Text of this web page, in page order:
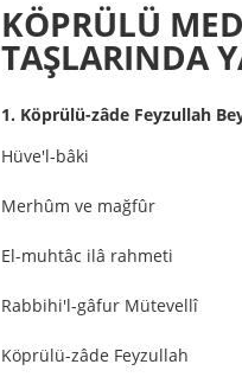
KÖPRÜLÜ
TAŞLARINDA
1. Köprülü-zâde Feyzullah
Hüve'l-bâki
Merhûm ve mağfûr
El-muhtâc ilâ rahmeti
Rabbihi'l-gâfur Mütevellî
Köprülü-zâde Feyzullah